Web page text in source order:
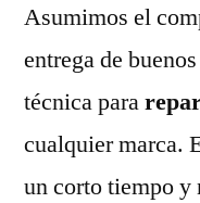
Asumimos el
entrega de
técnica para
cualquier marca.
un corto tiempo y